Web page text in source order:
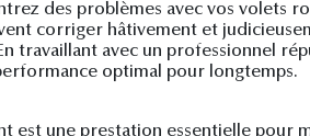
des problèmes avec vos volets
corriger hâtivement et
travaillant avec un professionnel
optimal pour longtemps.
est une prestation essentielle